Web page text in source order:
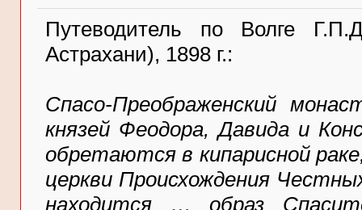
Путеводитель по Волге
Астрахани), 1898 г.:
Спасо-Преображенский
князей Феодора, Давида и
обретаются в кипарисной
церкви Происхождения
находится … образ